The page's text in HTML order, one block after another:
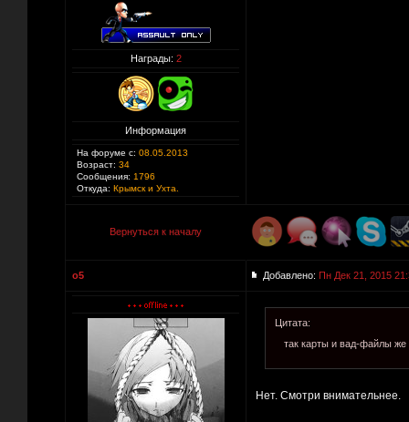
Награды: 2
Информация
На форуме с: 08.05.2013
Возраст: 34
Сообщения: 1796
Откуда: Крымск и Ухта.
Вернуться к началу
o5 Добавлено: Пн Дек 21, 2015
Цитата:
так карты и вад-файлы же
Нет. Смотри внимательнее.